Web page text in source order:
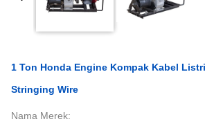
1 Ton Honda Engine Kompak Kabel
Stringing Wire
Nama Merek: